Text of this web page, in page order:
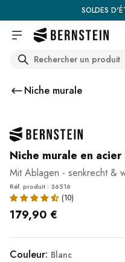
SOLDES
Search
Niche murale
Niche murale en
Mit Ablagen - senkrecht &
Réf. produit : 36516
179,90 €
Couleur: Blanc